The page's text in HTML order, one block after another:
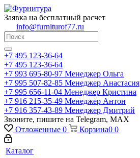
Заявка на бесплатный расчет
info@furniturof77.ru
+7 495 123-36-64
+7 495 123-36-64
+7 993 695-80-97 Менеджер Ольга
+7 995 507-82-85 Менеджер Анастасия
+7 995 656-11-04 Менеджер Кристина
+7 916 215-35-49 Менеджер Антон
+7 916 357-43-89 Менеджер Дмитрий
Звоните, пишите на Telegram, MAX
Отложенные 0 Корзина0 0
Каталог